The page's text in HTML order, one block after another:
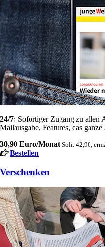
24/7: Sofortiger Zugang zu allen
Mailausgabe, Features, das
30,90 Euro/Monat Soli: 42,90,
Bestellen
Verschenken